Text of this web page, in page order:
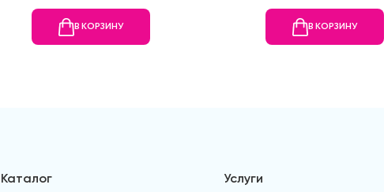
В КОРЗИНУ В КОРЗИНУ
Каталог Услуги